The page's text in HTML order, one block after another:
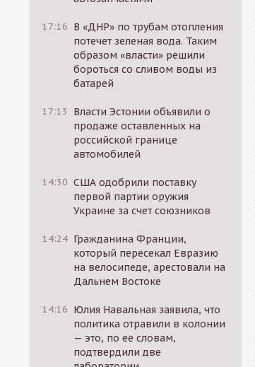
17:16 В «ДНР» по трубам отопления
потечет зеленая вода. Таким
образом «власти» решили
бороться со сливом воды из
батарей
17:13
Власти Эстонии объявили о
продаже оставленных на
российской границе
автомобилей
14:30 США одобрили поставку
первой партии оружия
Украине за счет союзников
14:24 Гражданина Франции,
который пересекал Евразию
на велосипеде, арестовали на
Дальнем Востоке
14:16 Юлия Навальная заявила, что
политика отравили в колонии
— это, по ее словам,
подтвердили две